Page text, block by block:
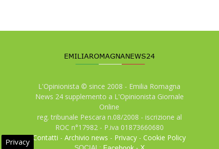
L'Opinionista © since 2008 - Emilia Romagna
News 24 supplemento a L'Opinionista Giornale
Online
reg. tribunale Pescara n.08/2008 - iscrizione al
ROC n°17982 - P.iva 01873660680
Contatti -Archivio news - Privacy -Cookie Policy
Privacy